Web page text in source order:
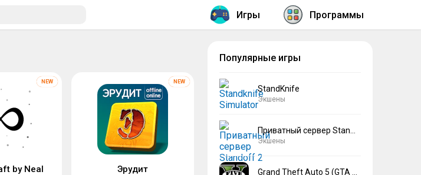
Игры Программы
by Neal Эрудит
Популярные игры
StandKnife
Экшены
Экшены